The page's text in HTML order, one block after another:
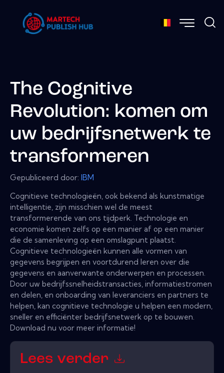
The Cognitive
Revolution: komen om
uw bedrijfsnetwerk te
transformeren
Gepubliceerd door: IBM
Cognitieve technologieën, ook bekend als kunstmatige
intelligentie, zijn misschien wel de meest
transformerende van ons tijdperk. Technologie en
economie komen zelfs op een manier af op een manier
die de samenleving op een omslagpunt plaatst.
Cognitieve technologieën kunnen alle vormen van
gegevens begrijpen en voortdurend leren over die
gegevens en aanverwante onderwerpen en processen.
Door uw bedrijfssnelheidstransacties, informatiestromen
en delen, en onboarding van leveranciers en partners te
helpen, kan cognitieve technologie u helpen een modern,
sneller en efficiënter bedrijfsnetwerk op te bouwen.
Download nu voor meer informatie!
Lees verder